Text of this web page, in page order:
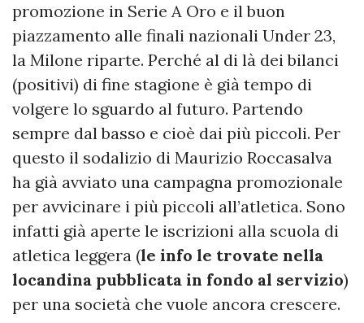
promozione in Serie A Oro e il buon
piazzamento alle finali nazionali Under 23,
la Milone riparte. Perché al di là dei bilanci
(positivi) di fine stagione è già tempo di
volgere lo sguardo al futuro. Partendo
sempre dal basso e cioè dai più piccoli. Per
questo il sodalizio di Maurizio Roccasalva
ha già avviato una campagna promozionale
per avvicinare i più piccoli all’atletica. Sono
infatti già aperte le iscrizioni alla scuola di
atletica leggera (le info le trovate nella
locandina pubblicata in fondo al servizio)
per una società che vuole ancora crescere.